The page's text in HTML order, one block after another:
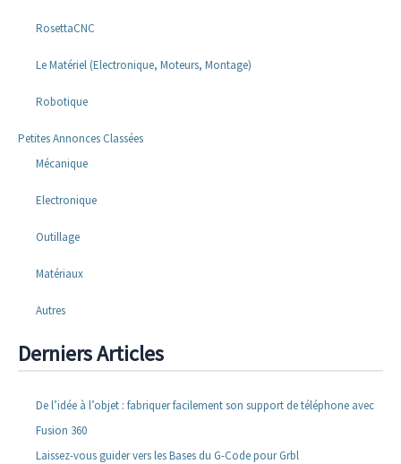
RosettaCNC
Le Matériel (Electronique, Moteurs, Montage)
Robotique
Petites Annonces Classées
Mécanique
Electronique
Outillage
Matériaux
Autres
Derniers Articles
De l’idée à l’objet : fabriquer facilement son support de téléphone avec
Fusion 360
Laissez-vous guider vers les Bases du G-Code pour Grbl